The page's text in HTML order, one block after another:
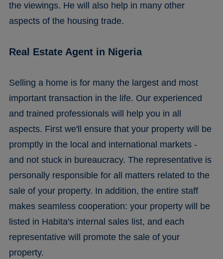
the viewings. He will also help in many other
aspects of the housing trade.
Real Estate Agent in Nigeria
Selling a home is for many the largest and most
important transaction in the life. Our experienced
and trained professionals will help you in all
aspects. First we'll ensure that your property will be
promptly in the local and international markets -
and not stuck in bureaucracy. The representative is
personally responsible for all matters related to the
sale of your property. In addition, the entire staff
makes seamless cooperation: your property will be
listed in Habita's internal sales list, and each
representative will promote the sale of your
property.